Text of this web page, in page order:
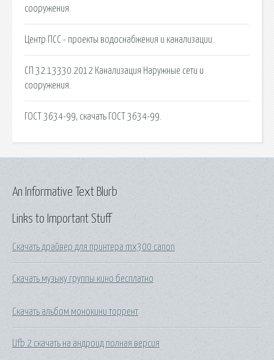
сооружения.
Центр ПСС - проекты водоснабжения и канализации.
СП 32.13330.2012 Канализация Наружные сети и
сооружения.
ГОСТ 3634-99, скачать ГОСТ 3634-99.
Links to Important Stuff
Скачать драйвер для принтера mx300 canon
Скачать музыку группы кино бесплатно
Скачать альбом монокини торрент
Ufb 2 скачать на андроид полная версия
An Informative Text Blurb